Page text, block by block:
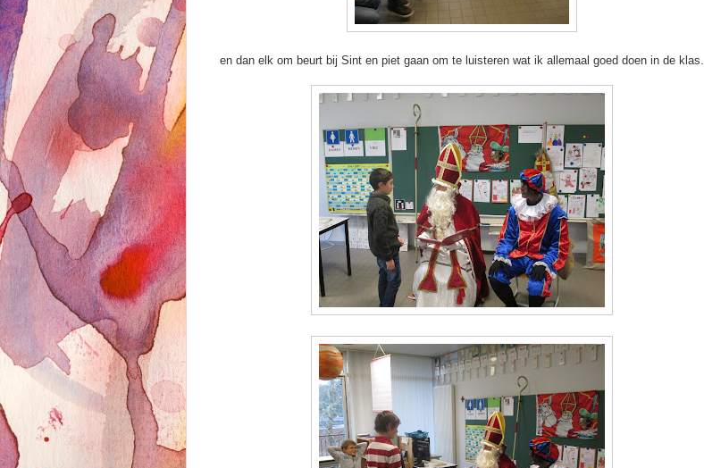
en dan elk om beurt bij Sint en piet gaan om te luisteren wat ik allemaal goed doen in de klas.